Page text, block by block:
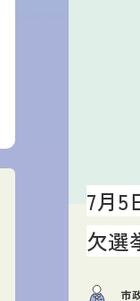
7月5
欠選
市